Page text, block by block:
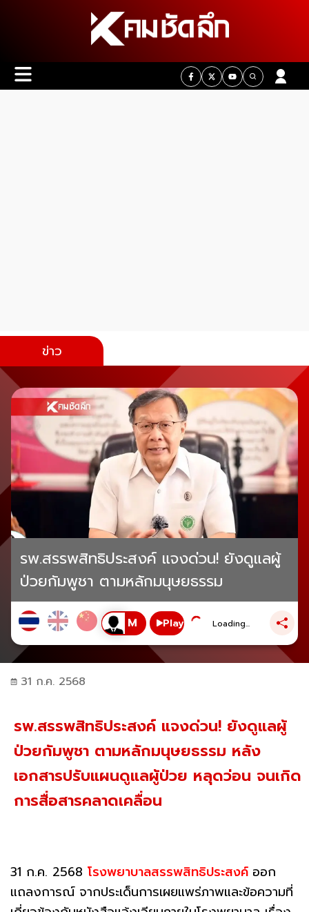
ข่าว
รพ.สรรพสิทธิประสงค์ แจงด่วน! ยังดูแลผู้
ป่วยกัมพูชา ตามหลักมนุษยธรรม
Play Loading...
31 ก.ค. 2568
รพ.สรรพสิทธิประสงค์ แจงด่วน! ยังดูแลผู้
ป่วยกัมพูชา ตามหลักมนุษยธรรม หลัง
เอกสารปรับแผนดูแลผู้ป่วย หลุดว่อน จนเกิด
การสื่อสารคลาดเคลื่อน
31 ก.ค. 2568 โรงพยาบาลสรรพสิทธิประสงค์ ออก
แถลงการณ์ จากประเด็นการเผยแพร่ภาพและข้อความที่